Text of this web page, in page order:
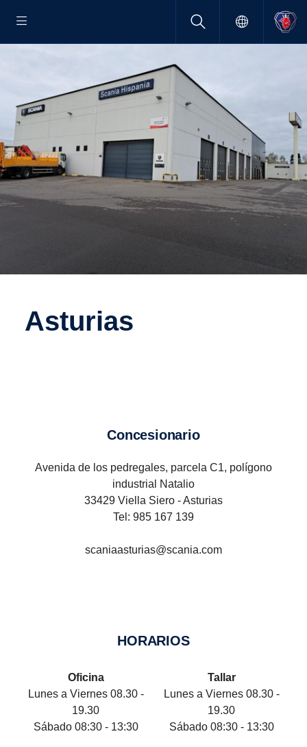
Asturias
Concesionario
Avenida de los pedregales, parcela C1, polígono
industrial Natalio
33429 Viella Siero - Asturias
Tel: 985 167 139
scaniaasturias@scania.com
HORARIOS
Oficina
Lunes a Viernes 08.30 -
19.30
Sábado 08:30 - 13:30
Tallar
Lunes a Viernes 08.30 -
19.30
Sábado 08:30 - 13:30